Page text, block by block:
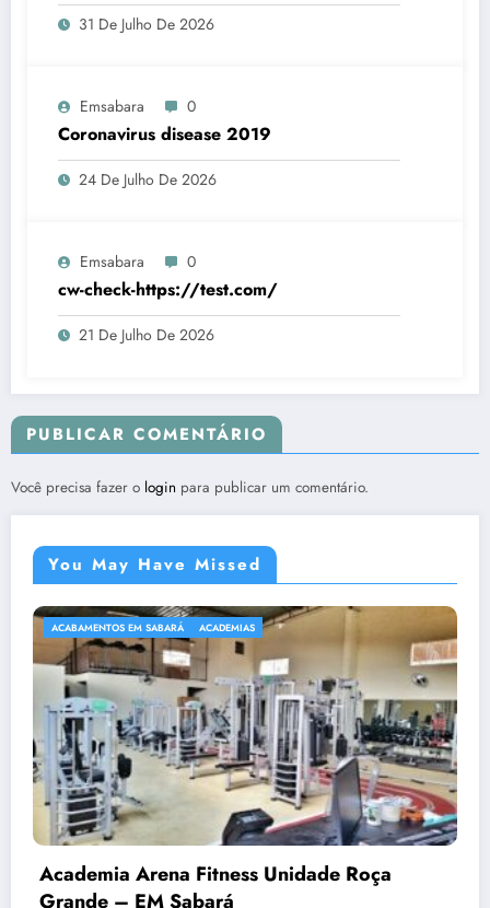
31 De Julho De 2026
Emsabara 0
Coronavirus disease 2019
24 De Julho De 2026
Emsabara 0
cw-check-https://test.com/
21 De Julho De 2026
PUBLICAR COMENTÁRIO
Você precisa fazer o login para publicar um comentário.
You May Have Missed
ACABAMENTOS EM SABARÁ ACADEMIAS
Academia Arena Fitness Unidade Roça
Grande – EM Sabará